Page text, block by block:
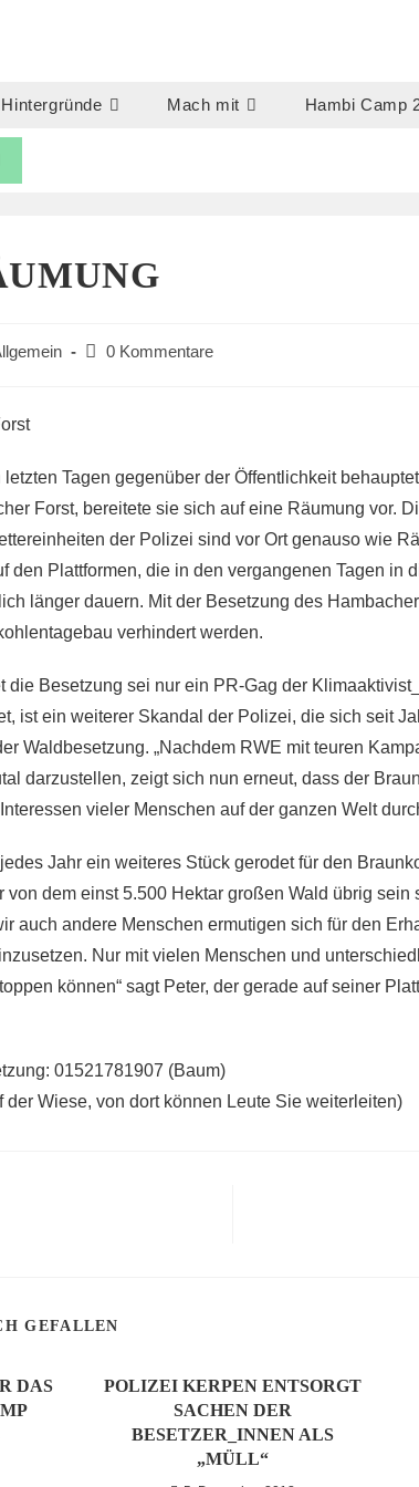
Hintergründe Mach mit Hambi Camp
Beitrags-
0 Kommentare
Tagen gegenüber der Öffentlichkeit
Forst, bereitete sie sich auf eine Räumung vor.
der Polizei sind vor Ort genauso wie
den Plattformen, die in den vergangenen Tagen in
länger dauern. Mit der Besetzung des
verhindert werden.
die Besetzung sei nur ein PR-Gag der
ist ein weiterer Skandal der Polizei, die sich seit
Waldbesetzung. „Nachdem RWE mit teuren
darzustellen, zeigt sich nun erneut, dass der
vieler Menschen auf der ganzen Welt
Jahr ein weiteres Stück gerodet für den
von dem einst 5.500 Hektar großen Wald übrig sein
auch andere Menschen ermutigen sich für den
Nur mit vielen Menschen und
können“ sagt Peter, der gerade auf seiner
01521781907 (Baum)
der Wiese, von dort können Leute Sie weiterleiten)
GEFALLEN
DAS
POLIZEI KERPEN ENTSORGT
SACHEN DER
BESETZER_INNEN ALS
„MÜLL“